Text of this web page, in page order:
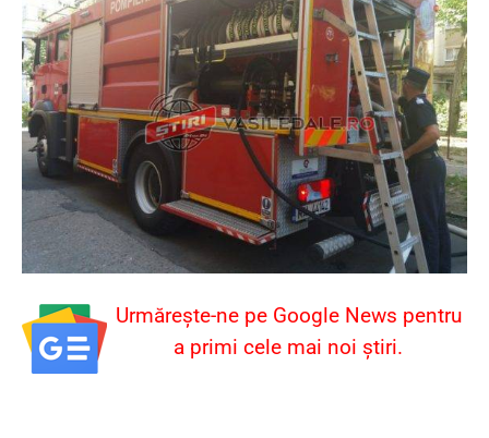
Urmărește-ne pe Google News pentru
a primi cele mai noi știri.